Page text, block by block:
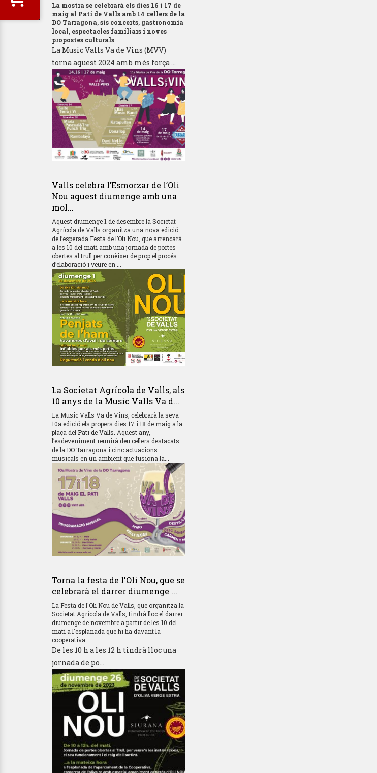
La mostra se celebrarà els dies 16 i 17 de
maig al Pati de Valls amb 14 cellers de la
DO Tarragona, sis concerts, gastronomia
local, espectacles familiars i noves
propostes culturals
La Music Valls Va de Vins (MVV)
torna aquest 2024 amb més força ...
Valls celebra l’Esmorzar de l’Oli
Nou aquest diumenge amb una
mol...
Aquest diumenge 1 de desembre la Societat
Agrícola de Valls organitza una nova edició
de l’esperada Festa de l’Oli Nou, que arrencarà
a les 10 del matí amb una jornada de portes
obertes al trull per conèixer de prop el procés
d’elaboració i veure en ...
La Societat Agrícola de Valls, als
10 anys de la Music Valls Va d...
La Music Valls Va de Vins, celebrarà la seva
10a edició els propers dies 17 i 18 de maig a la
plaça del Pati de Valls. Aquest any,
l’esdeveniment reunirà deu cellers destacats
de la DO Tarragona i cinc actuacions
musicals en un ambient que fusiona la...
Torna la festa de l'Oli Nou, que se
celebrarà el darrer diumenge ...
La Festa de l'Oli Nou de Valls, que organitza la
Societat Agrícola de Valls, tindrà lloc el darrer
diumenge de novembre a partir de les 10 del
matí a l'esplanada que hi ha davant la
cooperativa.
De les 10 h a les 12 h tindrà lloc una
jornada de po...